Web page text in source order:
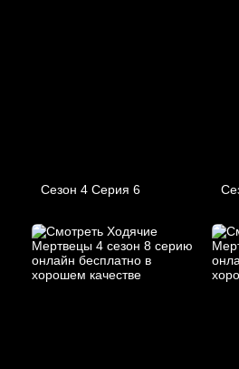
Сезон 4 Серия 6